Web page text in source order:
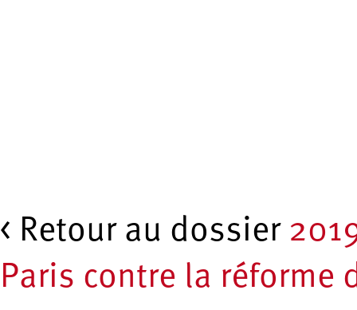
< Retour au dossier
Paris contre la réforme